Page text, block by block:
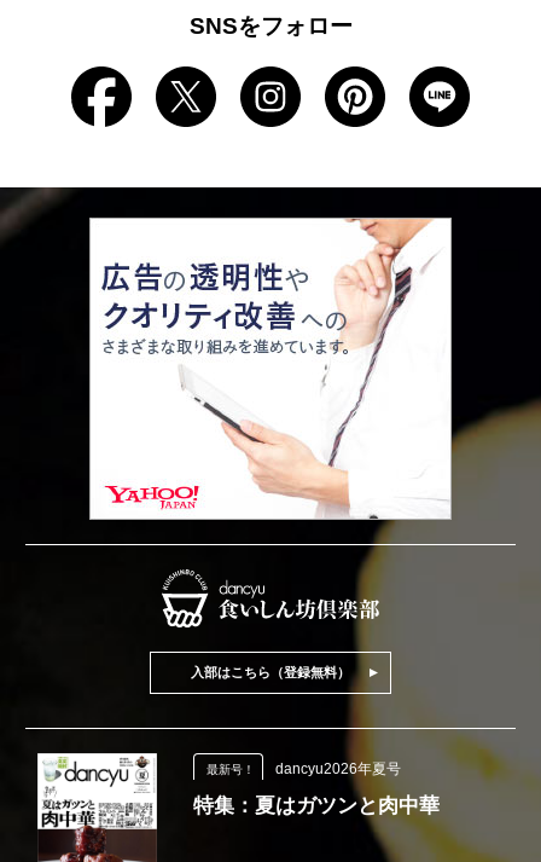
SNSをフォロー
入部はこちら（登録無料）
最新号！ dancyu2026年夏号
特集：夏はガツンと肉中華